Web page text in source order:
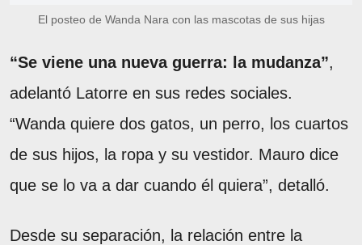
El posteo de Wanda Nara con las mascotas de sus hijas
“Se viene una nueva guerra: la mudanza”,
adelantó Latorre en sus redes sociales.
“Wanda quiere dos gatos, un perro, los cuartos
de sus hijos, la ropa y su vestidor. Mauro dice
que se lo va a dar cuando él quiera”, detalló.
Desde su separación, la relación entre la